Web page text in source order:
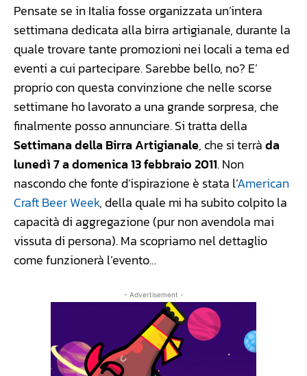
Pensate se in Italia fosse organizzata un’intera
settimana dedicata alla birra artigianale, durante la
quale trovare tante promozioni nei locali a tema ed
eventi a cui partecipare. Sarebbe bello, no? E’
proprio con questa convinzione che nelle scorse
settimane ho lavorato a una grande sorpresa, che
finalmente posso annunciare. Si tratta della
Settimana della Birra Artigianale, che si terràda
lunedì 7 a domenica 13 febbraio 2011. Non
nascondo che fonte d’ispirazione è stata l’American
Craft Beer Week, della quale mi ha subito colpito la
capacità di aggregazione (pur non avendola mai
vissuta di persona). Ma scopriamo nel dettaglio
come funzionerà l’evento…
- Advertisement -